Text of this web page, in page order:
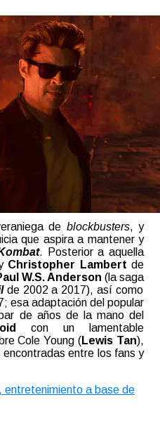
de blockbusters, y
que aspira a mantener y
. Posterior a aquella
Christopher Lambert de
W.S. Anderson (la saga
de 2002 a 2017), así como
esa adaptación del popular
de años de la mano del
con un lamentable
Cole Young (Lewis Tan),
entre los fans y
entretenimiento a base de